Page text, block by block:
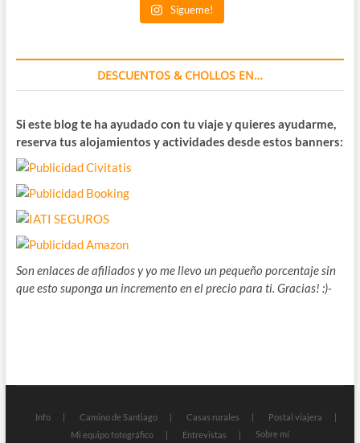
Sígueme!
DESCUENTOS & CHOLLOS EN…
Si este blog te ha ayudado con tu viaje y quieres ayudarme,
reserva tus alojamientos y actividades desde estos banners:
Son enlaces de afiliados y yo me llevo un pequeño porcentaje sin
que esto suponga un incremento en el precio para ti. Gracias! :)-
Info Camino de Santiago Casas rurales
Postal viajera
Mi equipo fotográfico
Entrevistas Sobre mí